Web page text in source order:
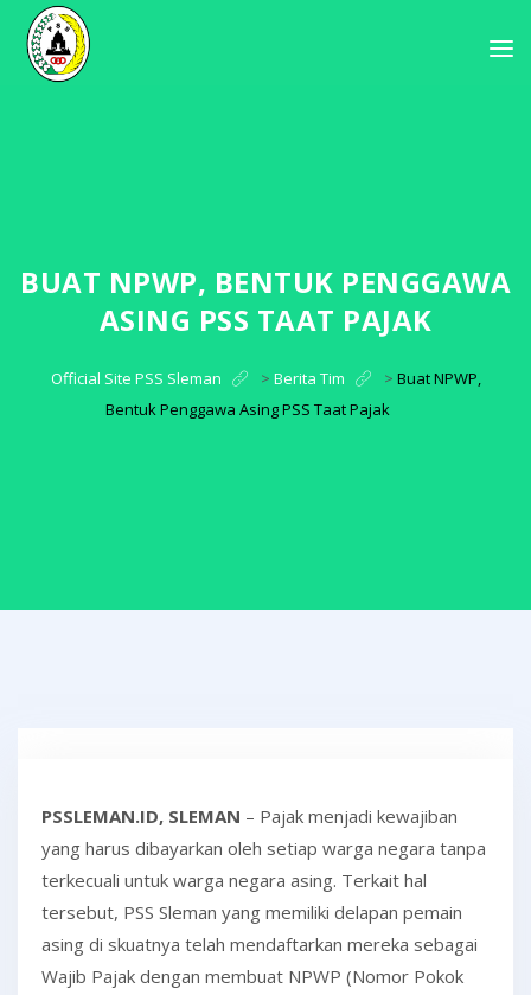
BUAT NPWP, BENTUK PENGGAWA
ASING PSS TAAT PAJAK
Official Site PSS Sleman > Berita Tim > Buat NPWP,
Bentuk Penggawa Asing PSS Taat Pajak
PSSLEMAN.ID, SLEMAN – Pajak menjadi kewajiban
yang harus dibayarkan oleh setiap warga negara tanpa
terkecuali untuk warga negara asing. Terkait hal
tersebut, PSS Sleman yang memiliki delapan pemain
asing di skuatnya telah mendaftarkan mereka sebagai
Wajib Pajak dengan membuat NPWP (Nomor Pokok